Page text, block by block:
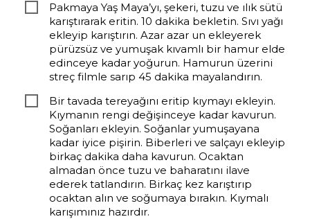
Pakmaya Yaş Maya’yı, şekeri, tuzu ve ılık sütü
karıştırarak eritin. 10 dakika bekletin. Sıvı yağı
ekleyip karıştırın. Azar azar un ekleyerek
pürüzsüz ve yumuşak kıvamlı bir hamur elde
edinceye kadar yoğurun. Hamurun üzerini
streç filmle sarıp 45 dakika mayalandırın.
Bir tavada tereyağını eritip kıymayı ekleyin.
Kıymanın rengi değişinceye kadar kavurun.
Soğanları ekleyin. Soğanlar yumuşayana
kadar iyice pişirin. Biberleri ve salçayı ekleyip
birkaç dakika daha kavurun. Ocaktan
almadan önce tuzu ve baharatını ilave
ederek tatlandırın. Birkaç kez karıştırıp
ocaktan alın ve soğumaya bırakın. Kıymalı
karışımınız hazırdır.